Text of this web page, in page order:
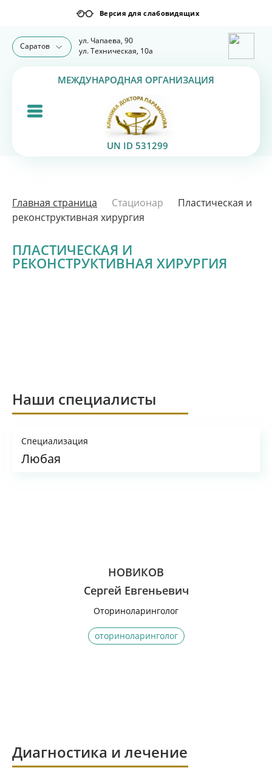
Саратов
ул. Чапаева, 90
ул. Техническая, 10а
МЕЖДУНАРОДНАЯ ОРГАНИЗАЦИЯ
UN ID 531299
Главная страница Стационар
Пластическая и
реконструктивная хирургия
ПЛАСТИЧЕСКАЯ И
РЕКОНСТРУКТИВНАЯ ХИРУРГИЯ
Наши специалисты
Специализация
Любая
НОВИКОВ
Сергей Евгеньевич
Оториноларинголог
оториноларинголог
Диагностика и лечение